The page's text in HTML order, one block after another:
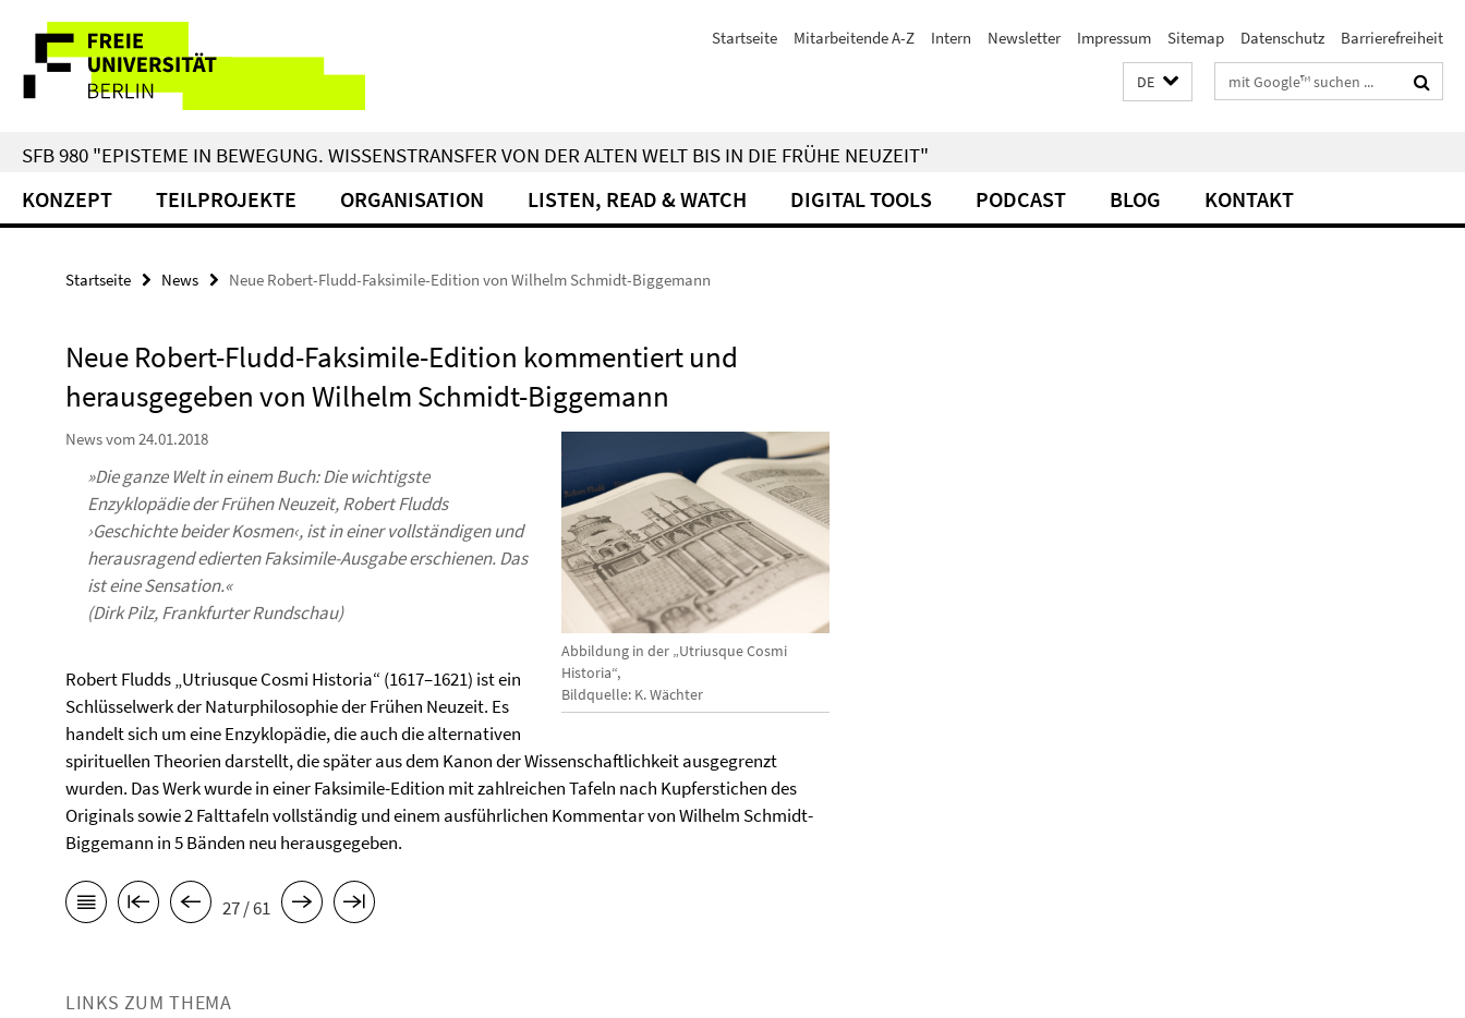
direkt
Inhalt
Service-
Navigation
Startseite Mitarbeitende A-Z Intern Newsletter Impressum Sitemap Datenschutz Barrierefreiheit
DE Suchbegriffe
SFB 980 "EPISTEME IN BEWEGUNG. WISSENSTRANSFER VON DER ALTEN WELT BIS IN DIE FRÜHE NEUZEIT"
KONZEPT TEILPROJEKTE ORGANISATION LISTEN, READ & WATCH DIGITAL TOOLS PODCAST BLOG KONTAKT
Startseite News Neue Robert-Fludd-Faksimile-Edition von Wilhelm Schmidt-Biggemann
Neue Robert-Fludd-Faksimile-Edition kommentiert und
herausgegeben von Wilhelm Schmidt-Biggemann
Abbildung in der „Utriusque Cosmi
Historia“,
Bildquelle: K. Wächter
News vom 24.01.2018
»Die ganze Welt in einem Buch: Die wichtigste
Enzyklopädie der Frühen Neuzeit, Robert Fludds
›Geschichte beider Kosmen‹, ist in einer vollständigen und
herausragend edierten Faksimile-Ausgabe erschienen. Das
ist eine Sensation.«
(Dirk Pilz, Frankfurter Rundschau)
Robert Fludds „Utriusque Cosmi Historia“ (1617–1621) ist ein
Schlüsselwerk der Naturphilosophie der Frühen Neuzeit. Es
handelt sich um eine Enzyklopädie, die auch die alternativen
spirituellen Theorien darstellt, die später aus dem Kanon der Wissenschaftlichkeit ausgegrenzt
wurden. Das Werk wurde in einer Faksimile-Edition mit zahlreichen Tafeln nach Kupferstichen des
Originals sowie 2 Falttafeln vollständig und einem ausführlichen Kommentar von Wilhelm Schmidt-
Biggemann in 5 Bänden neu herausgegeben.
27 / 61
LINKS ZUM THEMA